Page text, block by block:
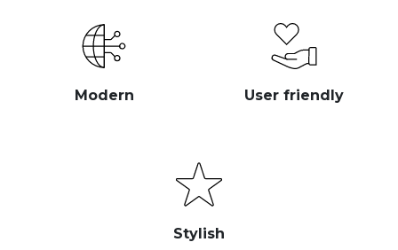
Modern User friendly
Stylish